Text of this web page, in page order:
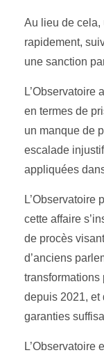
Au lieu de cela,
rapidement,
une sanction
L’Observatoire
en termes de
un manque de
escalade
appliquées
L’Observatoire
cette affaire
de procès
d’anciens
depuis 2021, et
garanties
L’Observatoire